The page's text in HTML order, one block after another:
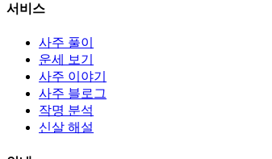
서비스
사주 풀이
운세 보기
사주 이야기
사주 블로그
작명 분석
신살 해설